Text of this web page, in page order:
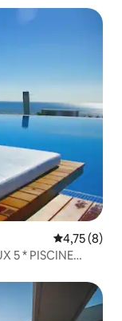
Средна
4,75 (8)